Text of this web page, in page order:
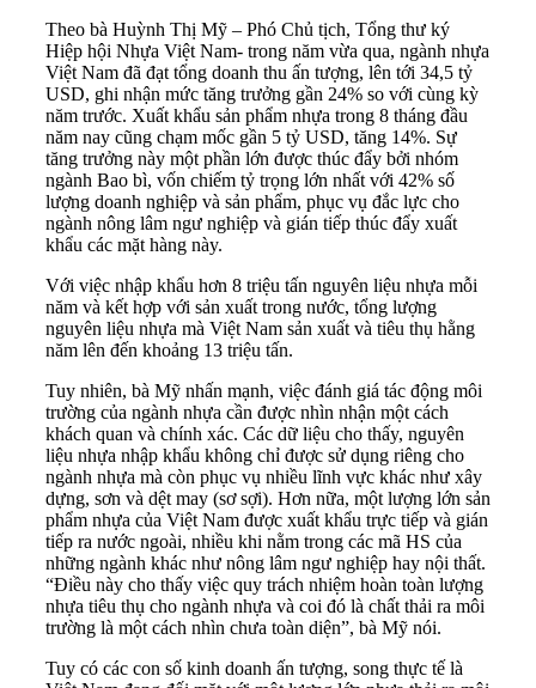
Theo bà Huỳnh Thị Mỹ – Phó Chủ tịch, Tổng thư ký
Hiệp hội Nhựa Việt Nam- trong năm vừa qua, ngành nhựa
Việt Nam đã đạt tổng doanh thu ấn tượng, lên tới 34,5 tỷ
USD, ghi nhận mức tăng trưởng gần 24% so với cùng kỳ
năm trước. Xuất khẩu sản phẩm nhựa trong 8 tháng đầu
năm nay cũng chạm mốc gần 5 tỷ USD, tăng 14%. Sự
tăng trưởng này một phần lớn được thúc đẩy bởi nhóm
ngành Bao bì, vốn chiếm tỷ trọng lớn nhất với 42% số
lượng doanh nghiệp và sản phẩm, phục vụ đắc lực cho
ngành nông lâm ngư nghiệp và gián tiếp thúc đẩy xuất
khẩu các mặt hàng này.
Với việc nhập khẩu hơn 8 triệu tấn nguyên liệu nhựa mỗi
năm và kết hợp với sản xuất trong nước, tổng lượng
nguyên liệu nhựa mà Việt Nam sản xuất và tiêu thụ hằng
năm lên đến khoảng 13 triệu tấn.
Tuy nhiên, bà Mỹ nhấn mạnh, việc đánh giá tác động môi
trường của ngành nhựa cần được nhìn nhận một cách
khách quan và chính xác. Các dữ liệu cho thấy, nguyên
liệu nhựa nhập khẩu không chỉ được sử dụng riêng cho
ngành nhựa mà còn phục vụ nhiều lĩnh vực khác như xây
dựng, sơn và dệt may (sơ sợi). Hơn nữa, một lượng lớn sản
phẩm nhựa của Việt Nam được xuất khẩu trực tiếp và gián
tiếp ra nước ngoài, nhiều khi nằm trong các mã HS của
những ngành khác như nông lâm ngư nghiệp hay nội thất.
“Điều này cho thấy việc quy trách nhiệm hoàn toàn lượng
nhựa tiêu thụ cho ngành nhựa và coi đó là chất thải ra môi
trường là một cách nhìn chưa toàn diện”, bà Mỹ nói.
Tuy có các con số kinh doanh ấn tượng, song thực tế là